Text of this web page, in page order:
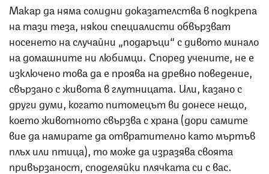
Макар да няма солидни доказателства в подкрепа
на тази теза, някои специалисти обвързват
носенето на случайни „подаръци“ с дивото минало
на домашните ни любимци. Според учените, не е
изключено това да е проява на древно поведение,
свързано с живота в глутницата. Или, казано с
други думи, когато питомецът ви донесе нещо,
което животното свързва с храна (дори самите
вие да намирате да отвратително като мъртъв
плъх или птица), то може да изразява своята
привързаност, споделяйки плячката си с вас.